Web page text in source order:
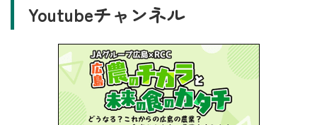
Youtubeチャンネル